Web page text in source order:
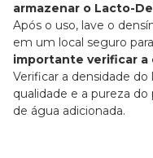
armazenar o Lacto-
Após o uso, lave o
em um local seguro
importante verificar a
Verificar a densidade
qualidade e a pureza
de água adicionada.